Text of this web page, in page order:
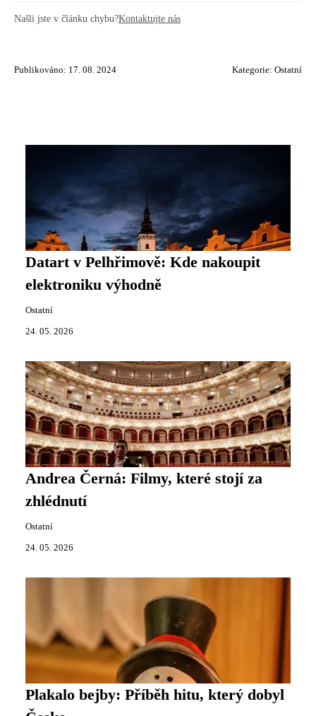
Našli jste v článku chybu?Kontaktujte nás
Publikováno: 17. 08. 2024 Kategorie: Ostatní
Datart v Pelhřimově: Kde nakoupit
elektroniku výhodně
Ostatní
24. 05. 2026
Andrea Černá: Filmy, které stojí za
zhlédnutí
Ostatní
24. 05. 2026
Plakalo bejby: Příběh hitu, který dobyl